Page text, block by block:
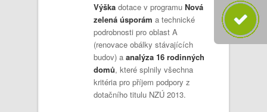
Výška dotace v programu Nová
zelená úsporám a technické
podrobnosti pro oblast A
(renovace obálky stávajících
budov) a analýza 16 rodinných
domů, které splnily všechna
kritéria pro příjem podpory z
dotačního titulu NZÚ 2013.